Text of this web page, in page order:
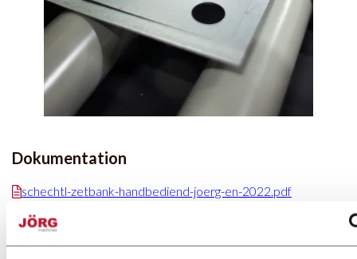
Dokumentation
schechtl-zetbank-handbediend-joerg-en-2022.pdf